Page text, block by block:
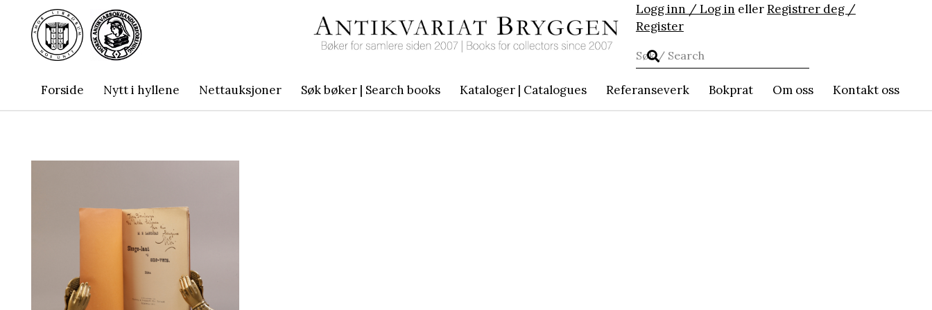
Logg inn / Log in ellerRegistrer deg /
Register
Forside Nytt i hyllene Nettauksjoner Søk bøker | Search books Kataloger | Catalogues Referanseverk Bokprat Om oss Kontakt oss